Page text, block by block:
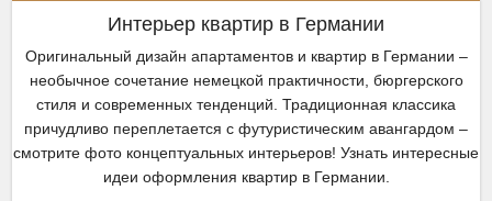
Интерьер квартир в Германии
Оригинальный дизайн апартаментов и квартир в Германии –
необычное сочетание немецкой практичности, бюргерского
стиля и современных тенденций. Традиционная классика
причудливо переплетается с футуристическим авангардом –
смотрите фото концептуальных интерьеров! Узнать интересные
идеи оформления квартир в Германии.